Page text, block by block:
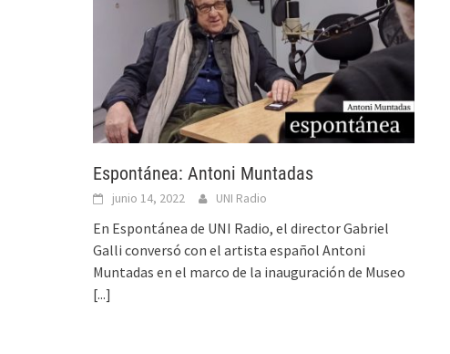
Espontánea: Antoni Muntadas
junio 14, 2022 UNI Radio
En Espontánea de UNI Radio, el director Gabriel
Galli conversó con el artista español Antoni
Muntadas en el marco de la inauguración de Museo
[...]